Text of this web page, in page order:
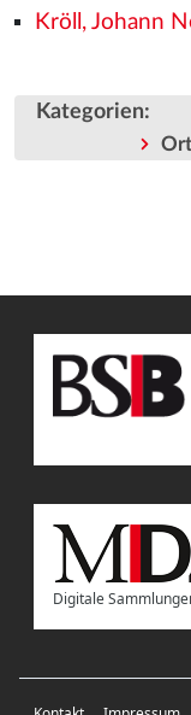
Kröll, Johann
Kategorien:
Ort
Digitale